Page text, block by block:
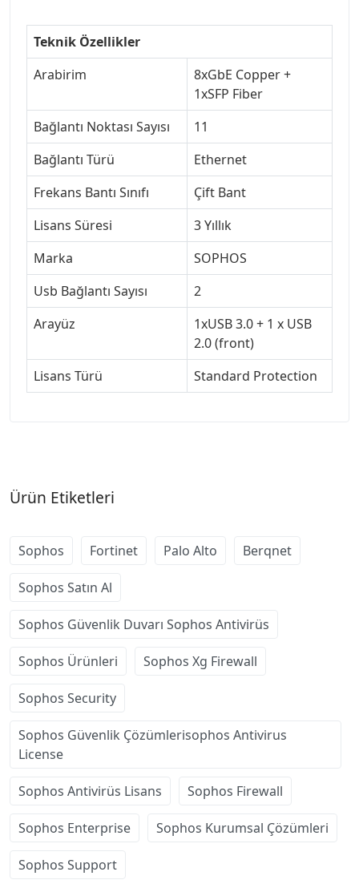
Teknik Özellikler
Arabirim
8xGbE Copper +
1xSFP Fiber
Bağlantı Noktası Sayısı
11
Bağlantı Türü
Ethernet
Frekans Bantı Sınıfı
Çift Bant
Lisans Süresi
3 Yıllık
Marka
SOPHOS
Usb Bağlantı Sayısı
2
Arayüz
1xUSB 3.0 + 1 x USB
2.0 (front)
Lisans Türü
Standard Protection
Ürün Etiketleri
Sophos Fortinet Palo Alto Berqnet
Sophos Satın Al
Sophos Güvenlik Duvarı Sophos Antivirüs
Sophos Ürünleri Sophos Xg Firewall
Sophos Security
Sophos Güvenlik Çözümlerisophos Antivirus
License
Sophos Antivirüs Lisans Sophos Firewall
Sophos Enterprise Sophos Kurumsal Çözümleri
Sophos Support